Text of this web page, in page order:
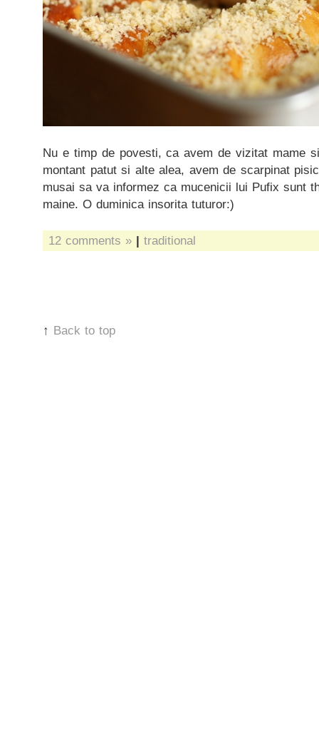
Nu e timp de povesti, ca avem de vizitat mame
montant patut si alte alea, avem de scarpinat
musai sa va informez ca mucenicii lui Pufix sunt
maine. O duminica insorita tuturor:)
12 comments » | traditional
↑ Back to top